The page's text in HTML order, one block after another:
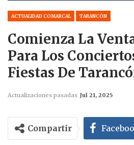
ACTUALIDAD COMARCAL TARANCÓN
Comienza La
Para Los
Fiestas De
Actualizaciones pasadas Jul 21, 2025
Compartir